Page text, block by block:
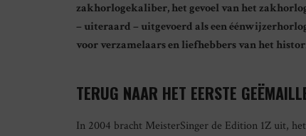
zakhorlogekaliber, het gevoel van het
– uiteraard – uitgevoerd als een
voor verzamelaars en liefhebbers van het
TERUG NAAR HET EERSTE
In 2004 bracht MeisterSinger de Edition 1Z uit,